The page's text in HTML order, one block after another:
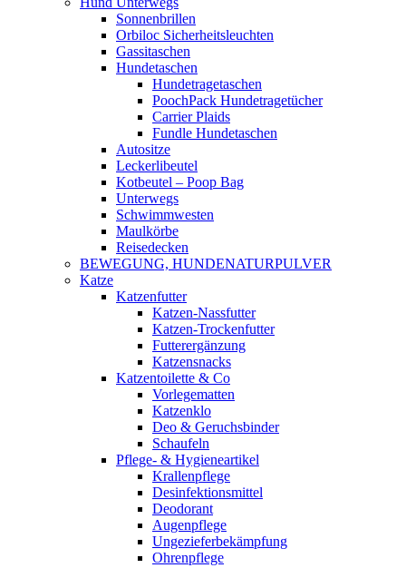
Sonnenbrillen
Orbiloc Sicherheitsleuchten
Gassitaschen
Hundetaschen
Hundetragetaschen
PoochPack Hundetragetücher
Carrier Plaids
Fundle Hundetaschen
Autositze
Leckerlibeutel
Kotbeutel – Poop Bag
Unterwegs
Schwimmwesten
Maulkörbe
Reisedecken
BEWEGUNG, HUNDENATURPULVER
Katze
Katzenfutter
Katzen-Nassfutter
Katzen-Trockenfutter
Futterergänzung
Katzensnacks
Katzentoilette & Co
Vorlegematten
Katzenklo
Deo & Geruchsbinder
Schaufeln
Pflege- & Hygieneartikel
Krallenpflege
Desinfektionsmittel
Deodorant
Augenpflege
Ungezieferbekämpfung
Ohrenpflege